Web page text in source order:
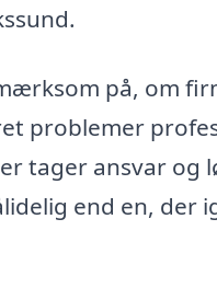
på, om
problemer
tager ansvar og
end en, der